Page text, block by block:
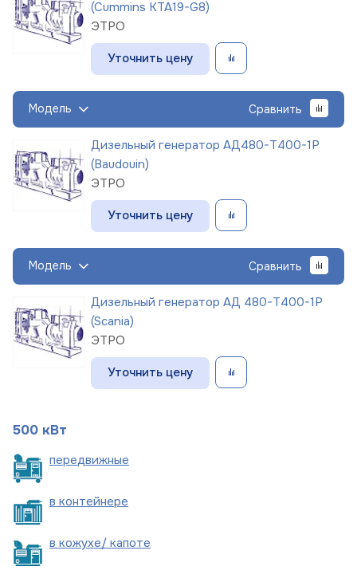
(Cummins KTA19-G8)
ЭТРО
Уточнить цену
Модель Сравнить
Дизельный генератор АД480-Т400-1Р
(Baudouin)
ЭТРО
Уточнить цену
Модель Сравнить
Дизельный генератор АД 480-Т400-1Р
(Scania)
ЭТРО
Уточнить цену
500 кВт
передвижные
в контейнере
в кожухе/ капоте